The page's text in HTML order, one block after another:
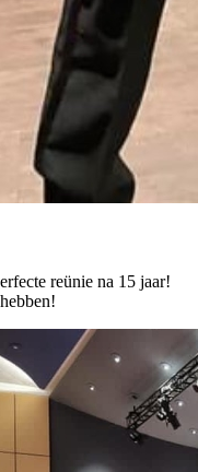
reünie na 15 jaar!